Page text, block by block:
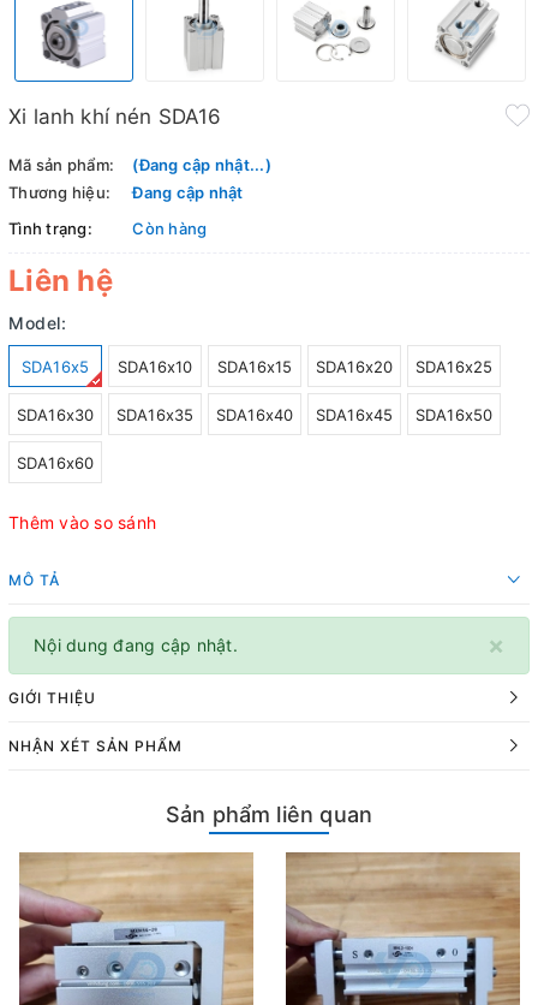
Xi lanh khí nén SDA16
Mã sản phẩm:
(Đang cập nhật...)
Thương hiệu:
Đang cập nhật
Tình trạng:
Còn hàng
Liên hệ
Model:
SDA16x5 SDA16x10 SDA16x15 SDA16x20 SDA16x25
SDA16x30 SDA16x35 SDA16x40 SDA16x45 SDA16x50
SDA16x60
Thêm vào so sánh
MÔ TẢ
×
Nội dung đang cập nhật.
GIỚI THIỆU
NHẬN XÉT SẢN PHẨM
Sản phẩm liên quan